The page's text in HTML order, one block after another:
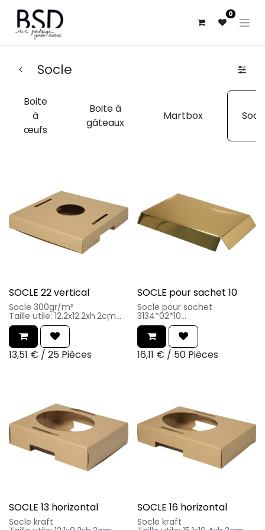
0
Socle
Boite
à
œufs
Boite à
gâteaux
Martbox
SOCLE 22 vertical
Socle 300gr/m²
Taille utile: 12.2x12.2xh.2cm
Matériaux : 95% carton / 5%
lamination
13,51 € / 25 Pièces
SOCLE pour sachet 10
Socle pour sachet
3134*02*10
Matériaux : carton laminé PP
16,11 € / 50 Pièces
SOCLE 13 horizontal
Socle kraft
SOCLE 16 horizontal
Socle kraft